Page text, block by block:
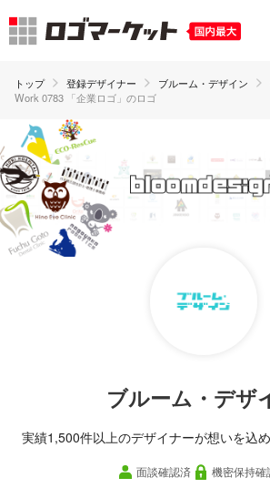
トップ 登録デザイナー ブルーム・デザイン
Work 0783 「企業ロゴ」のロゴ
ブルーム・デザ
実績1,500件以上のデザイナーが想いを込
面談確認済 機密保持確